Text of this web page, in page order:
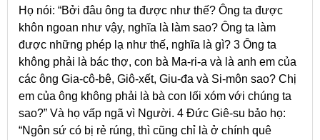
Họ nói: “Bởi đâu ông ta được như thế? Ông ta được
khôn ngoan như vậy, nghĩa là làm sao? Ông ta làm
được những phép lạ như thế, nghĩa là gì? 3 Ông ta
không phải là bác thợ, con bà Ma-ri-a và là anh em của
các ông Gia-cô-bê, Giô-xết, Giu-đa và Si-môn sao? Chị
em của ông không phải là bà con lối xóm với chúng ta
sao?” Và họ vấp ngã vì Người. 4 Đức Giê-su bảo họ:
“Ngôn sứ có bị rẻ rúng, thì cũng chỉ là ở chính quê